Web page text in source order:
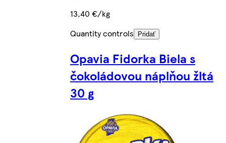
13,40 €/kg
Quantity controls
Pridať
Opavia Fidorka Biela s
čokoládovou náplňou žltá
30 g